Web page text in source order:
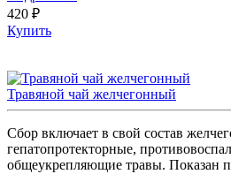
420 ₽
Купить
Травяной чай желчегонный
Сбор включает в свой состав
гепатопротекторные,
общеукрепляющие травы. Показан